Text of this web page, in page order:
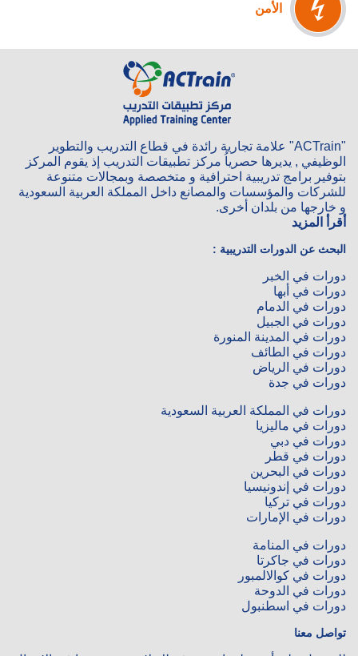
الأمن
"ACTrain" علامة تجارية رائدة في قطاع التدريب والتطوير
الوظيفي , يديرها حصرياُ مركز تطبيقات التدريب إذ يقوم المركز
بتوفير برامج تدريبية احترافية و متخصصة وبمجالات متنوعة
للشركات والمؤسسات والمصانع داخل المملكة العربية السعودية
و خارجها من بلدان أخرى.
أقرأ المزيد
البحث عن الدورات التدريبية :
دورات في الخبر
دورات في أبها‎
دورات في الدمام‎
دورات في الجبيل
دورات في المدينة المنورة
دورات في الطائف
دورات في الرياض
دورات في جدة
دورات في المملكة العربية السعودية
دورات في ماليزيا
دورات في دبي
دورات في قطر
دورات في البحرين
دورات في إندونيسيا
دورات في تركيا
دورات في الإمارات
دورات في المنامة
دورات في جاكرتا
دورات في كوالالمبور
دورات في الدوحة
دورات في اسطنبول
تواصل معنا